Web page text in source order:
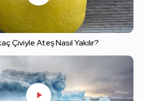
Çiviyle Ateş Nasıl Yakılır?